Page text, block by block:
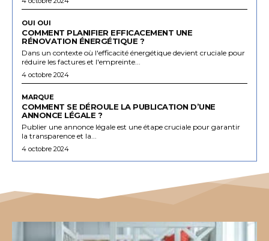
OUI OUI
COMMENT PLANIFIER EFFICACEMENT UNE
RÉNOVATION ÉNERGÉTIQUE ?
Dans un contexte où l'efficacité énergétique devient cruciale pour
réduire les factures et l'empreinte...
4 octobre 2024
MARQUE
COMMENT SE DÉROULE LA PUBLICATION D’UNE
ANNONCE LÉGALE ?
Publier une annonce légale est une étape cruciale pour garantir
la transparence et la...
4 octobre 2024